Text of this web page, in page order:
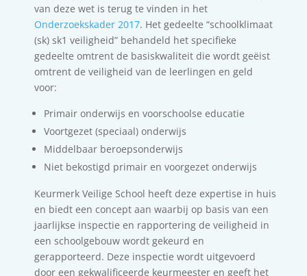
van deze wet is terug te vinden in het
Onderzoekskader 2017. Het gedeelte “schoolklimaat
(sk) sk1 veiligheid” behandeld het specifieke
gedeelte omtrent de basiskwaliteit die wordt geëist
omtrent de veiligheid van de leerlingen en geld
voor:
Primair onderwijs en voorschoolse educatie
Voortgezet (speciaal) onderwijs
Middelbaar beroepsonderwijs
Niet bekostigd primair en voorgezet onderwijs
Keurmerk Veilige School heeft deze expertise in huis
en biedt een concept aan waarbij op basis van een
jaarlijkse inspectie en rapportering de veiligheid in
een schoolgebouw wordt gekeurd en
gerapporteerd. Deze inspectie wordt uitgevoerd
door een gekwalificeerde keurmeester en geeft het